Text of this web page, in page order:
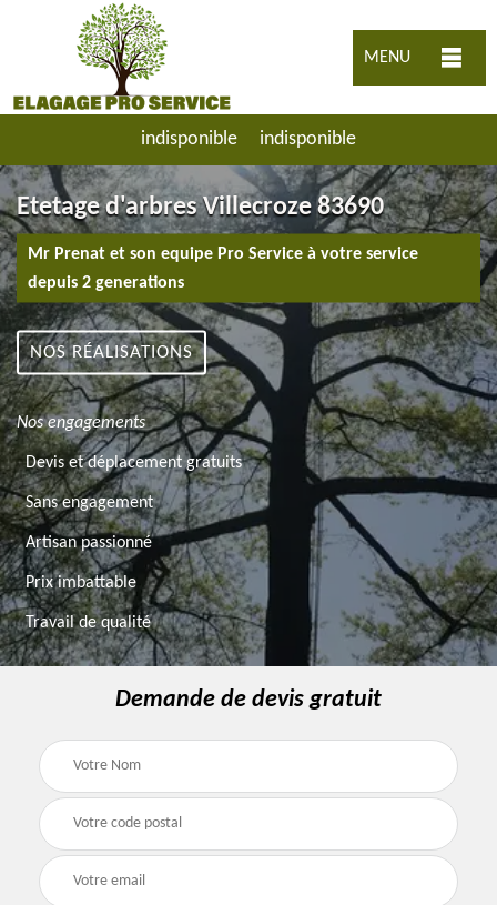
MENU
indisponible indisponible
Etetage d'arbres Villecroze 83690
Mr Prenat et son equipe Pro Service à votre service
depuis 2 generations
NOS RÉALISATIONS
Nos engagements
Devis et déplacement gratuits
Sans engagement
Artisan passionné
Prix imbattable
Travail de qualité
Demande de devis gratuit